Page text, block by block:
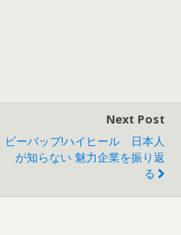
Next Post
ビーバップ!ハイヒール 日本人
が知らない 魅力企業を振り返
る